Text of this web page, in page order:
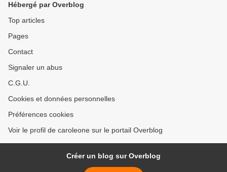
Hébergé par Overblog
Top articles
Pages
Contact
Signaler un abus
C.G.U.
Cookies et données personnelles
Préférences cookies
Voir le profil de caroleone sur le portail Overblog
Créer un blog sur Overblog